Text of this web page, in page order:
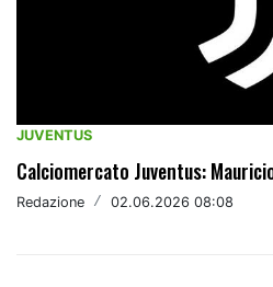
JUVENTUS
Calciomercato Juventus:
Redazione / 02.06.2026 08:08